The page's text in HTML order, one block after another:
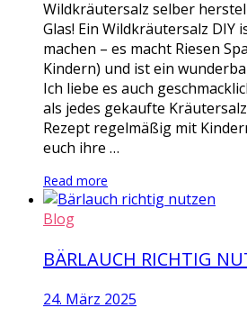
Wildkräutersalz selber
Glas! Ein Wildkräutersalz DIY
machen – es macht Riesen
Kindern) und ist ein
Ich liebe es auch
als jedes gekaufte
Rezept regelmäßig mit
euch ihre …
Read more
Blog
BÄRLAUCH RICHTIG
24. März 2025